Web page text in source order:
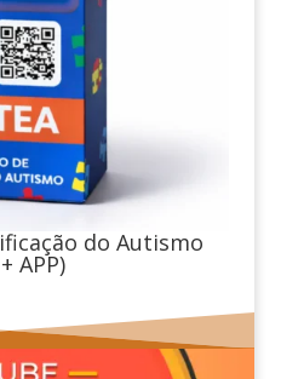
do Autismo
APP)